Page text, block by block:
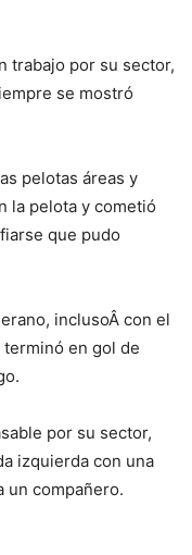
trabajo por su sector,
se mostró
pelotas áreas y
la pelota y cometió
que pudo
inclusoÂ con el
en gol de
por su sector,
izquierda con una
un compañero.